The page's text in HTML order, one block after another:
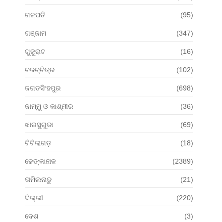
ଗଜପତି (95)
ଗଞ୍ଜାମ (347)
ଗୁଜୁରାଟ (16)
ଚଳଚ୍ଚିତ୍ର (102)
ଜଗତସିଂହପୁର (698)
ଜାମ୍ମୁ ଓ କାଶ୍ମୀର (36)
ଝାରସୁଗୁଡା (69)
ଟିଟିଲାଗଡ଼ (18)
ଢେଙ୍କାନାଳ (2389)
ତାମିଲନାଡୁ (21)
ଦିଲ୍ଲୀ (220)
ଦେଶ (3)